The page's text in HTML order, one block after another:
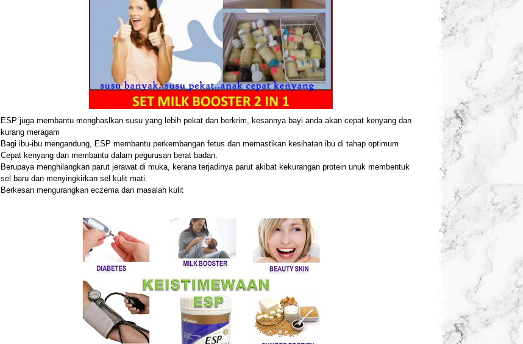
ESP juga membantu menghaslkan susu yang lebih pekat dan berkrim, kesannya bayi anda akan cepat kenyang dan
kurang meragam
Bagi ibu-ibu mengandung, ESP membantu perkembangan fetus dan memastikan kesihatan ibu di tahap optimum
Cepat kenyang dan membantu dalam pegurusan berat badan.
Berupaya menghilangkan parut jerawat di muka, kerana terjadinya parut akibat kekurangan protein unuk membentuk
sel baru dan menyingkirkan sel kulit mati.
Berkesan mengurangkan eczema dan masalah kulit